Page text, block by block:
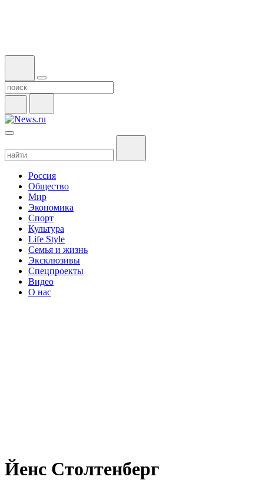
Россия
Общество
Мир
Экономика
Спорт
Культура
Life Style
Семья и жизнь
Эксклюзивы
Спецпроекты
Видео
О нас
Йенс Столтенберг